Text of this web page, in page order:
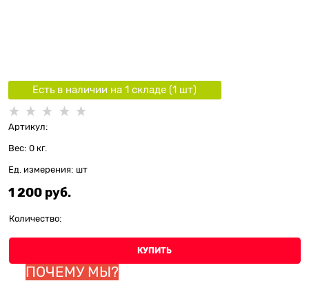
Есть в наличии на 1 складe (1 шт)
Артикул:
Вес: 0 кг.
Ед. измерения: шт
1 200 руб.
Количество:
КУПИТЬ
ПОЧЕМУ МЫ?